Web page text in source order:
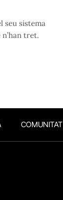
seu sistema
tret.
COMUNITAT